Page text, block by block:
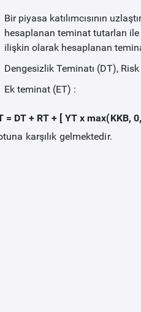
Bir piyasa katılımcısının
hesaplanan teminat tutarları
ilişkin olarak hesaplanan
Dengesizlik Teminatı (DT),
Ek teminat (ET) :
= DT + RT + [ YT x max(KKB,
karşılık gelmektedir.